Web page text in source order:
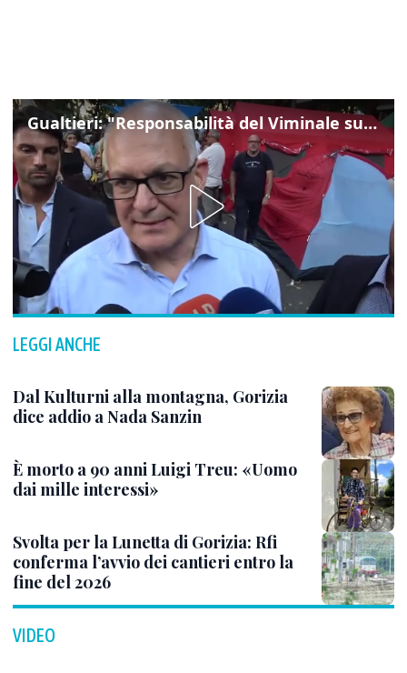
Gualtieri: "Responsabilità del Viminale su Spin Time? La posizione dei partiti è nota"
LEGGI ANCHE
Dal Kulturni alla montagna, Gorizia
dice addio a Nada Sanzin
È morto a 90 anni Luigi Treu: «Uomo
dai mille interessi»
Svolta per la Lunetta di Gorizia: Rfi
conferma l’avvio dei cantieri entro la
fine del 2026
VIDEO